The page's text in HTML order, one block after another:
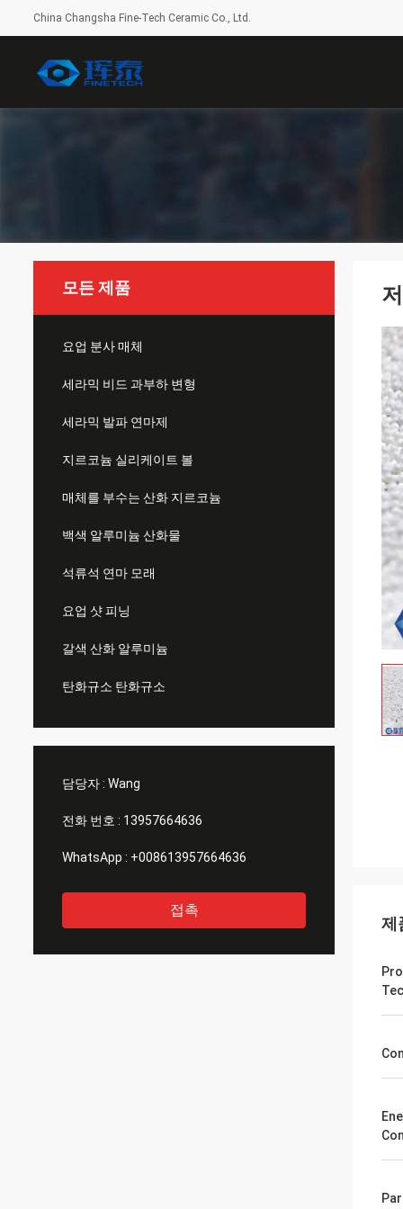
China Changsha Fine-Tech Ceramic Co., Ltd.
모든 제품
요업 분사 매체
세라믹 비드 과부하 변형
세라믹 발파 연마제
지르코늄 실리케이트 볼
매체를 부수는 산화 지르코늄
백색 알루미늄 산화물
석류석 연마 모래
요업 샷 피닝
갈색 산화 알루미늄
탄화규소 탄화규소
담당자 : Wang
전화 번호 : 13957664636
WhatsApp : +008613957664636
접촉
제